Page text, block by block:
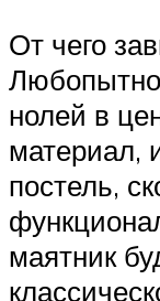
От чего
нолей в
материал,
постель,
маятник